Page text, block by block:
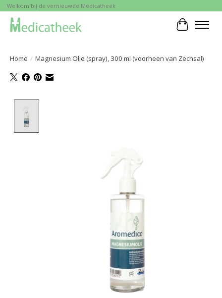
Welkom bij de vernieuwde Medicatheek
Home / Magnesium Olie (spray), 300 ml (voorheen van Zechsal)